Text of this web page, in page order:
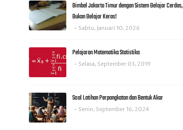
Bimbel Jakarta Timur dengan Sistem Belajar Cerdas,
Bukan Belajar Keras!
Sabtu, Januari 10, 2026
Pelajaran Matematika Statistika
Selasa, September 03, 2019
Soal Latihan Perpangkatan dan Bentuk Akar
Senin, September 16, 2024